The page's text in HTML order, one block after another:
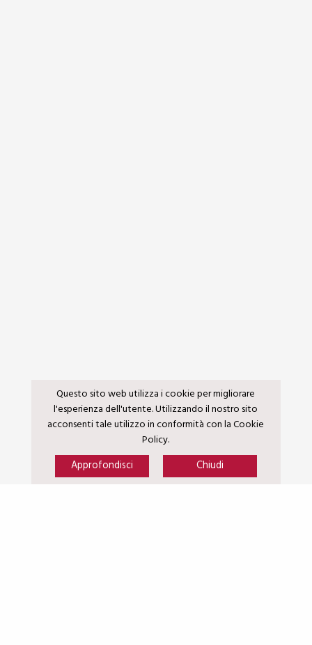
Questo sito web utilizza i cookie per migliorare
l'esperienza dell'utente. Utilizzando il nostro sito
acconsenti tale utilizzo in conformità con la Cookie
Policy.
Approfondisci
Chiudi